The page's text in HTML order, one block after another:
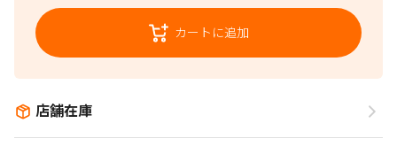
カートに追加
店舗在庫